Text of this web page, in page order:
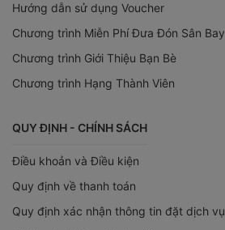
Hướng dẫn sử dụng Voucher
Chương trình Miễn Phí Đưa Đón Sân Bay
Chương trình Giới Thiệu Bạn Bè
Chương trình Hạng Thành Viên
QUY ĐỊNH - CHÍNH SÁCH
Điều khoản và Điều kiện
Quy định về thanh toán
Quy định xác nhận thông tin đặt dịch vụ